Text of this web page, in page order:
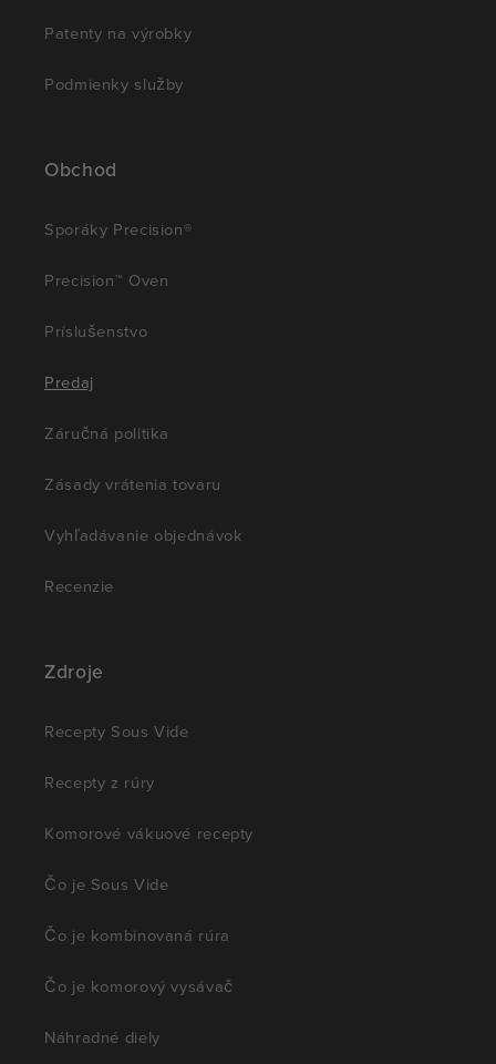
Patenty na výrobky
Podmienky služby
Obchod
Sporáky Precision®
Precision™ Oven
Príslušenstvo
Predaj
Záručná politika
Zásady vrátenia tovaru
Vyhľadávanie objednávok
Recenzie
Zdroje
Recepty Sous Vide
Recepty z rúry
Komorové vákuové recepty
Čo je Sous Vide
Čo je kombinovaná rúra
Čo je komorový vysávač
Náhradné diely